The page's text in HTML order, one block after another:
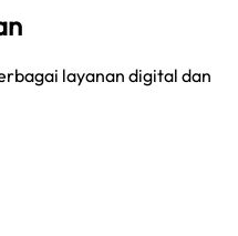
layanan digital dan